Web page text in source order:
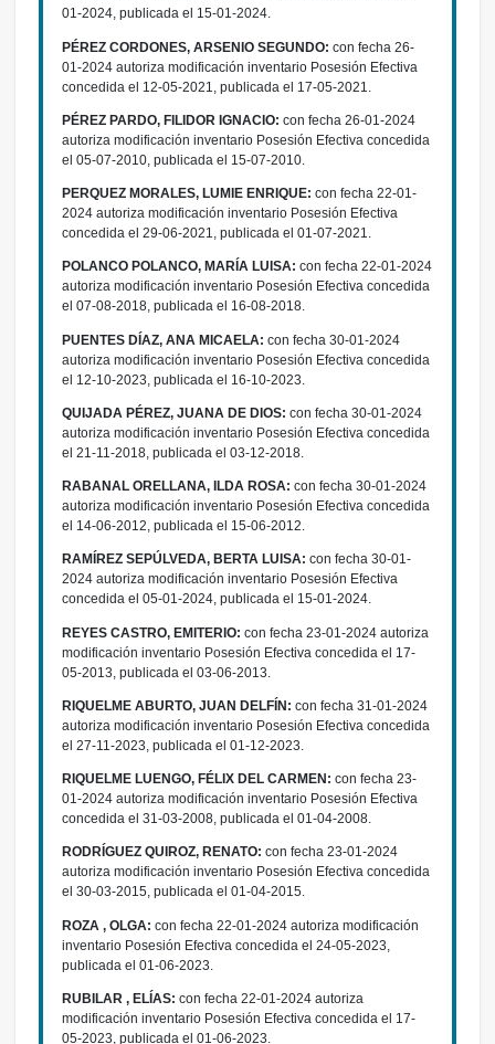
01-2024, publicada el 15-01-2024.
PÉREZ CORDONES, ARSENIO SEGUNDO: con fecha 26-
01-2024 autoriza modificación inventario Posesión Efectiva
concedida el 12-05-2021, publicada el 17-05-2021.
PÉREZ PARDO, FILIDOR IGNACIO: con fecha 26-01-2024
autoriza modificación inventario Posesión Efectiva concedida
el 05-07-2010, publicada el 15-07-2010.
PERQUEZ MORALES, LUMIE ENRIQUE: con fecha 22-01-
2024 autoriza modificación inventario Posesión Efectiva
concedida el 29-06-2021, publicada el 01-07-2021.
POLANCO POLANCO, MARÍA LUISA: con fecha 22-01-2024
autoriza modificación inventario Posesión Efectiva concedida
el 07-08-2018, publicada el 16-08-2018.
PUENTES DÍAZ, ANA MICAELA: con fecha 30-01-2024
autoriza modificación inventario Posesión Efectiva concedida
el 12-10-2023, publicada el 16-10-2023.
QUIJADA PÉREZ, JUANA DE DIOS: con fecha 30-01-2024
autoriza modificación inventario Posesión Efectiva concedida
el 21-11-2018, publicada el 03-12-2018.
RABANAL ORELLANA, ILDA ROSA: con fecha 30-01-2024
autoriza modificación inventario Posesión Efectiva concedida
el 14-06-2012, publicada el 15-06-2012.
RAMÍREZ SEPÚLVEDA, BERTA LUISA: con fecha 30-01-
2024 autoriza modificación inventario Posesión Efectiva
concedida el 05-01-2024, publicada el 15-01-2024.
REYES CASTRO, EMITERIO: con fecha 23-01-2024 autoriza
modificación inventario Posesión Efectiva concedida el 17-
05-2013, publicada el 03-06-2013.
RIQUELME ABURTO, JUAN DELFÍN: con fecha 31-01-2024
autoriza modificación inventario Posesión Efectiva concedida
el 27-11-2023, publicada el 01-12-2023.
RIQUELME LUENGO, FÉLIX DEL CARMEN: con fecha 23-
01-2024 autoriza modificación inventario Posesión Efectiva
concedida el 31-03-2008, publicada el 01-04-2008.
RODRÍGUEZ QUIROZ, RENATO: con fecha 23-01-2024
autoriza modificación inventario Posesión Efectiva concedida
el 30-03-2015, publicada el 01-04-2015.
ROZA , OLGA: con fecha 22-01-2024 autoriza modificación
inventario Posesión Efectiva concedida el 24-05-2023,
publicada el 01-06-2023.
RUBILAR , ELÍAS: con fecha 22-01-2024 autoriza
modificación inventario Posesión Efectiva concedida el 17-
05-2023, publicada el 01-06-2023.